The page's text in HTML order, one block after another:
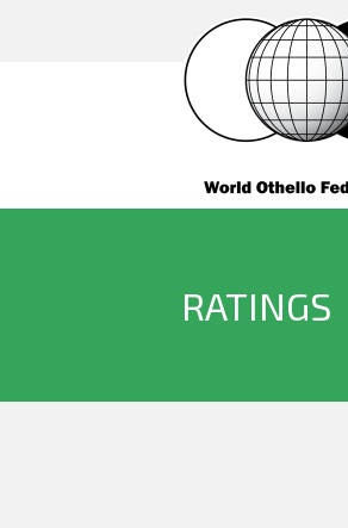
RATINGS